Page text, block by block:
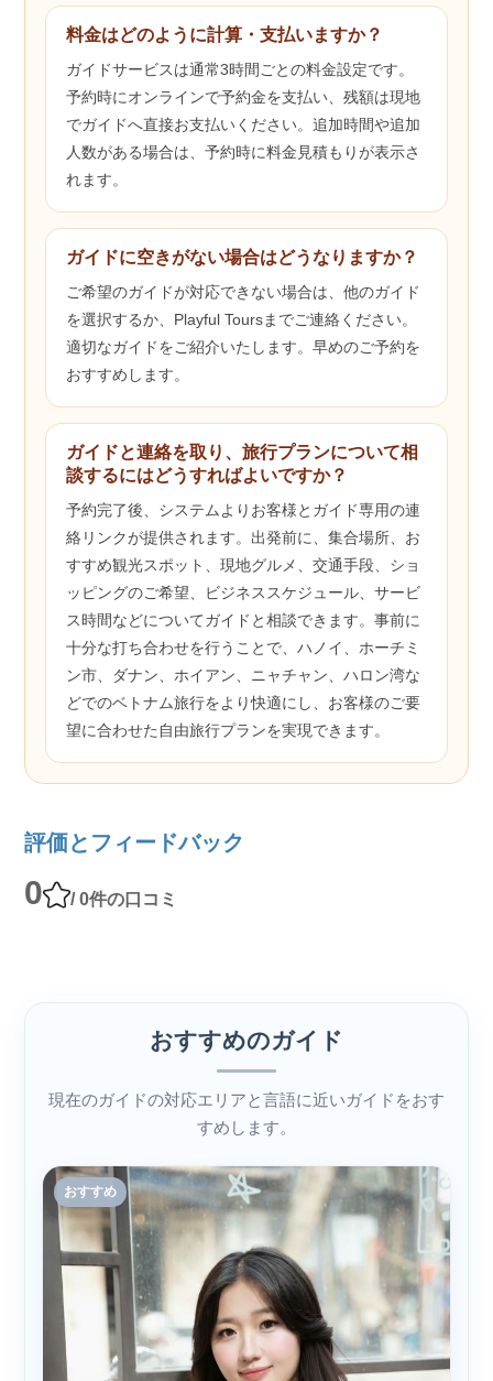
料金はどのように計算・支払いますか？
ガイドサービスは通常3時間ごとの料金設定です。
予約時にオンラインで予約金を支払い、残額は現地
でガイドへ直接お支払いください。追加時間や追加
人数がある場合は、予約時に料金見積もりが表示さ
れます。
ガイドに空きがない場合はどうなりますか？
ご希望のガイドが対応できない場合は、他のガイド
を選択するか、Playful Toursまでご連絡ください。
適切なガイドをご紹介いたします。早めのご予約を
おすすめします。
ガイドと連絡を取り、旅行プランについて相
談するにはどうすればよいですか？
予約完了後、システムよりお客様とガイド専用の連
絡リンクが提供されます。出発前に、集合場所、お
すすめ観光スポット、現地グルメ、交通手段、ショ
ッピングのご希望、ビジネススケジュール、サービ
ス時間などについてガイドと相談できます。事前に
十分な打ち合わせを行うことで、ハノイ、ホーチミ
ン市、ダナン、ホイアン、ニャチャン、ハロン湾な
どでのベトナム旅行をより快適にし、お客様のご要
望に合わせた自由旅行プランを実現できます。
評価とフィードバック
0 / 0件の口コミ
おすすめのガイド
現在のガイドの対応エリアと言語に近いガイドをおす
すめします。
おすすめ